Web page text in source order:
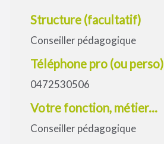
Structure (facultatif)
Conseiller pédagogique
Téléphone pro (ou perso)
0472530506
Votre fonction, métier...
Conseiller pédagogique